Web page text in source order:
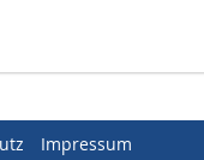
Impressum